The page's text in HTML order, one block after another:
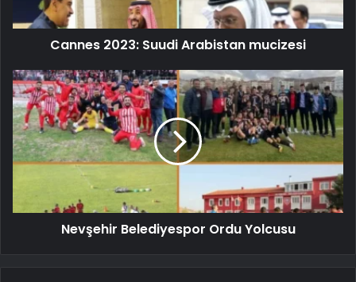
Cannes 2023: Suudi Arabistan mucizesi
Nevşehir Belediyespor Ordu Yolcusu